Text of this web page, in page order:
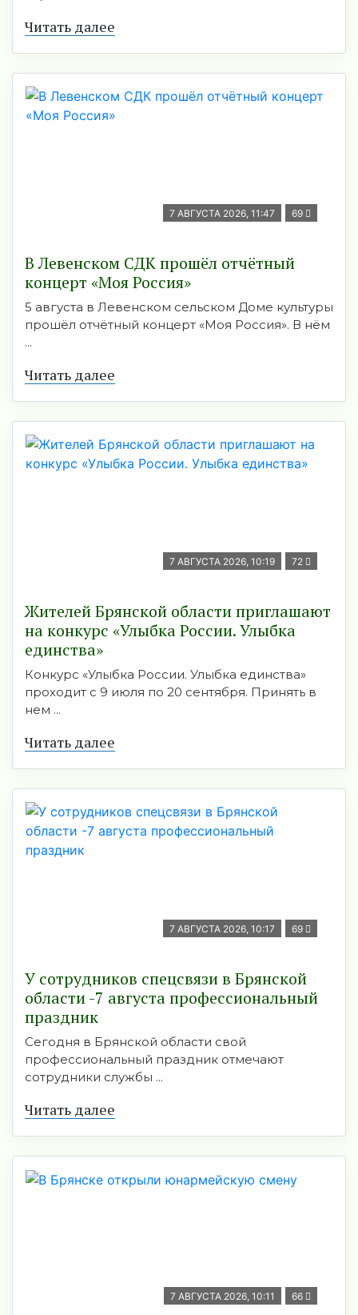
Читать далее
7 АВГУСТА 2026, 11:47 69
В Левенском СДК прошёл отчётный
концерт «Моя Россия»
5 августа в Левенском сельском Доме культуры
прошёл отчётный концерт «Моя Россия». В нём
...
Читать далее
7 АВГУСТА 2026, 10:19 72
Жителей Брянской области приглашают
на конкурс «Улыбка России. Улыбка
единства»
Конкурс «Улыбка России. Улыбка единства»
проходит с 9 июля по 20 сентября. Принять в
нем ...
Читать далее
7 АВГУСТА 2026, 10:17 69
У сотрудников спецсвязи в Брянской
области -7 августа профессиональный
праздник
Сегодня в Брянской области свой
профессиональный праздник отмечают
сотрудники службы ...
Читать далее
7 АВГУСТА 2026, 10:11 66